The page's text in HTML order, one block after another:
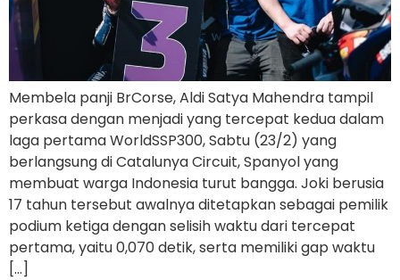
Membela panji BrCorse, Aldi Satya Mahendra tampil
perkasa dengan menjadi yang tercepat kedua dalam
laga pertama WorldSSP300, Sabtu (23/2) yang
berlangsung di Catalunya Circuit, Spanyol yang
membuat warga Indonesia turut bangga. Joki berusia
17 tahun tersebut awalnya ditetapkan sebagai pemilik
podium ketiga dengan selisih waktu dari tercepat
pertama, yaitu 0,070 detik, serta memiliki gap waktu
[…]